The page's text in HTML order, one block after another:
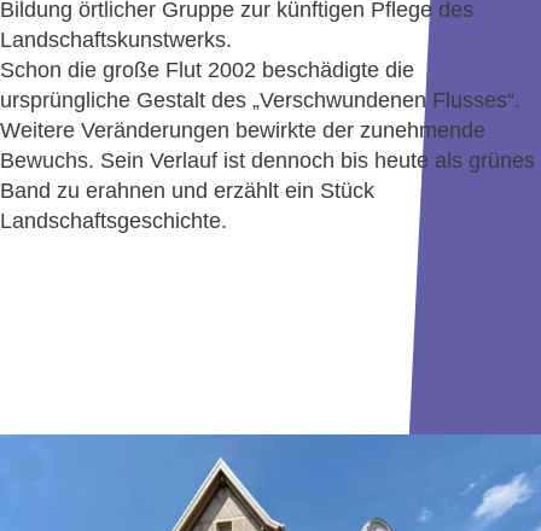
Bildung örtlicher Gruppe zur künftigen Pflege des
Landschaftskunstwerks.
Schon die große Flut 2002 beschädigte die
ursprüngliche Gestalt des „Verschwundenen Flusses“.
Weitere Veränderungen bewirkte der zunehmende
Bewuchs. Sein Verlauf ist dennoch bis heute als grünes
Band zu erahnen und erzählt ein Stück
Landschaftsgeschichte.